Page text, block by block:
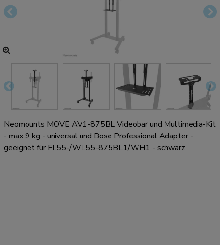
Neomounts MOVE AV1-875BL Videobar und Multimedia-Kit
- max 9 kg - universal und Bose Professional Adapter -
geeignet für FL55-/WL55-875BL1/WH1 - schwarz